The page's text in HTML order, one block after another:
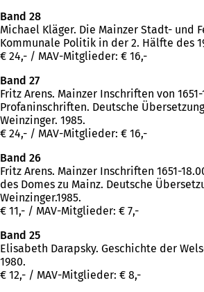
Band 28
Michael Kläger. Die Mainzer Stadt- und
Kommunale Politik in der 2. Hälfte des
€ 24,- / MAV-Mitglieder: € 16,-
Band 27
Fritz Arens. Mainzer Inschriften von
Profaninschriften. Deutsche
Weinzinger. 1985.
€ 24,- / MAV-Mitglieder: € 16,-
Band 26
Fritz Arens. Mainzer Inschriften 1651-
des Domes zu Mainz. Deutsche
Weinzinger.1985.
€ 11,- / MAV-Mitglieder: € 7,-
Band 25
Elisabeth Darapsky. Geschichte der
1980.
€ 12,- / MAV-Mitglieder: € 8,-